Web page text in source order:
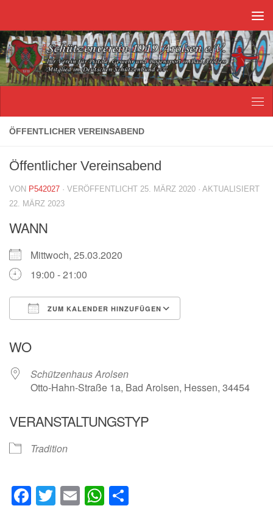
ÖFFENTLICHER VEREINSABEND
Öffentlicher Vereinsabend
VON P542027 · VERÖFFENTLICHT 25. MÄRZ 2020 · AKTUALISIERT
22. MÄRZ 2023
WANN
Mittwoch, 25.03.2020
19:00 - 21:00
ZUM KALENDER HINZUFÜGEN
WO
Schützenhaus Arolsen
Otto-Hahn-Straße 1a, Bad Arolsen, Hessen, 34454
VERANSTALTUNGSTYP
Tradition
Facebook
Twitter
EmailWhatsApp